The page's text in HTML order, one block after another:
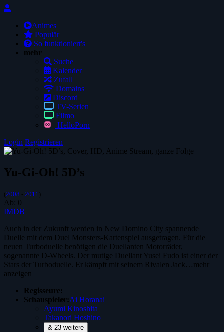
Animes
Populär
So funktioniert's
mehr
Suche
Kalender
Zufall
Domains
Discord
TV-Serien
Filmo
HelloPorn
Login Registrieren
Yu-Gi-Oh! 5D’s
(2008 - 2011 )
Ab: 0
IMDB
Auch in der Zukunft werden in New Domino City spannende
Duelle mit dem Duel Monsters-Kartenspiel ausgetragen. Für die
neuen Turboduelle benötigen die Duellanten Motorräder,
sogenannte D-Wheels. Der mutige Duellant Yusei Fudo ist einer der
Stars der Turboduelle. Er kämpft mit seinem Rivalen Jack…mehr
anzeigen
Regisseure:
Schauspieler:Ai Horanai
Ayumi Kinoshita
Takanori Hoshino
& 23 weitere